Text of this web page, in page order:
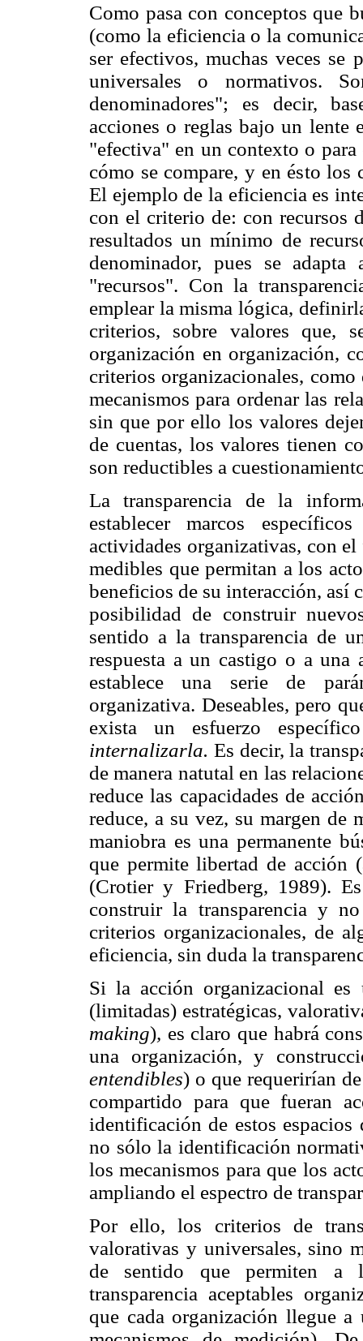
Como pasa con conceptos que
(como la eficiencia o la
ser efectivos, muchas veces se
universales o normativos.
denominadores"; es decir,
acciones o reglas bajo un lente
"efectiva" en un contexto o
cómo se compare, y en ésto los
El ejemplo de la eficiencia es
con el criterio de: con recursos
resultados un mínimo de
denominador, pues se
"recursos". Con la
emplear la misma lógica,
criterios, sobre valores que,
organización en organización,
criterios organizacionales,
mecanismos para ordenar las
sin que por ello los valores
de cuentas, los valores tienen
son reductibles a
La transparencia de la
establecer marcos
actividades organizativas, con
medibles que permitan a los
beneficios de su interacción, así
posibilidad de construir
sentido a la transparencia de
respuesta a un castigo o a una
establece una serie de
organizativa. Deseables, pero
exista un esfuerzo
internalizarla. Es decir, la
de manera natutal en las
reduce las capacidades de
reduce, a su vez, su margen de
maniobra es una permanente
que permite libertad de acción
(Crotier y Friedberg, 1989).
construir la transparencia y
criterios organizacionales, de
eficiencia, sin duda la
Si la acción organizacional es
(limitadas) estratégicas,
making), es claro que habrá
una organización, y
entendibles) o que requerirían
compartido para que fueran
identificación de estos
no sólo la identificación
los mecanismos para que los
ampliando el espectro de
Por ello, los criterios de
valorativas y universales, sino
de sentido que permiten a
transparencia aceptables
que cada organización llegue